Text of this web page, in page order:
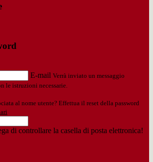
E-mail Verrà inviato un messaggio
le istruzioni necessarie.
al nome utente? Effettua il reset della password
di controllare la casella di posta elettronica!